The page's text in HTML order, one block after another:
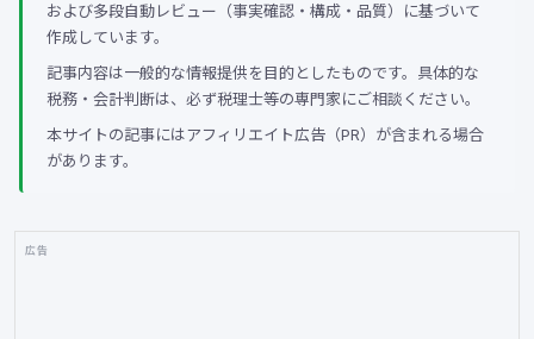
および多段自動レビュー（事実確認・構成・品質）に基づいて
作成しています。
記事内容は一般的な情報提供を目的としたものです。具体的な
税務・会計判断は、必ず税理士等の専門家にご相談ください。
本サイトの記事にはアフィリエイト広告（PR）が含まれる場合
があります。
広告